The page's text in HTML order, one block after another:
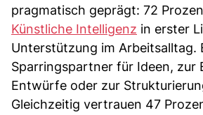
pragmatisch geprägt: 72
Künstliche Intelligenz in erster
Unterstützung im Arbeitsalltag.
Sparringspartner für Ideen, zur
Entwürfe oder zur
Gleichzeitig vertrauen 47